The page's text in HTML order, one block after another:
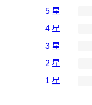
個
5
星
使
5 星
個
4
星
4 星
個
3
3 星
個
2 星
1 星